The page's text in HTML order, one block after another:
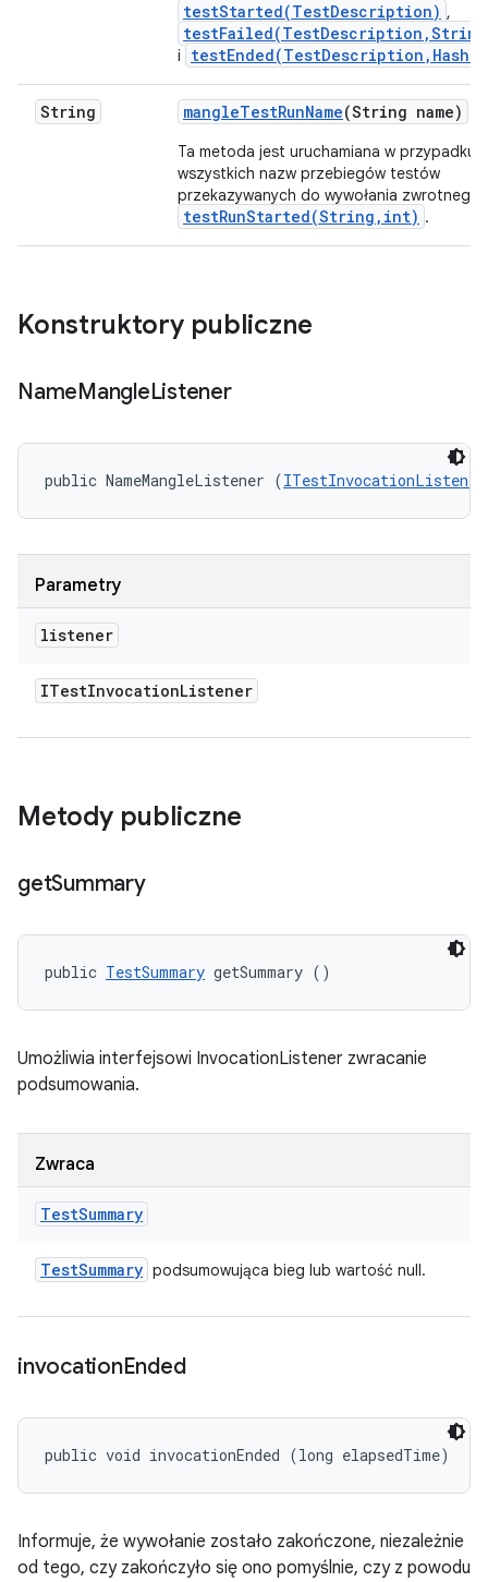
testStarted(TestDescription) ,
i
String mangleTestRunName(String name)
Ta metoda jest uruchamiana w przypadku
wszystkich nazw przebiegów testów
przekazywanych do wywołania zwrotnego
testRunStarted(String,int) .
Konstruktory publiczne
NameMangleListener
public NameMangleListener (ITestInvocationListener
Parametry
listener
ITestInvocationListener
Metody publiczne
getSummary
public TestSummary getSummary ()
Umożliwia interfejsowi InvocationListener zwracanie
podsumowania.
Zwraca
TestSummary
TestSummary podsumowująca bieg lub wartość null.
invocationEnded
public void invocationEnded (long elapsedTime)
Informuje, że wywołanie zostało zakończone, niezależnie
od tego, czy zakończyło się ono pomyślnie, czy z powodu